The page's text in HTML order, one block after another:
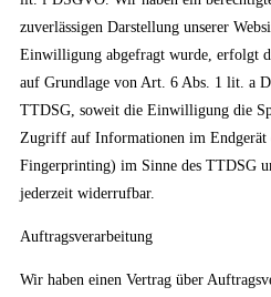
zuverlässigen Darstellung unserer
Einwilligung abgefragt wurde, erfolgt
auf Grundlage von Art. 6 Abs. 1 lit. a
TTDSG, soweit die Einwilligung die
Zugriff auf Informationen im Endgerät
Fingerprinting) im Sinne des TTDSG
jederzeit widerrufbar.
Auftragsverarbeitung
Wir haben einen Vertrag über